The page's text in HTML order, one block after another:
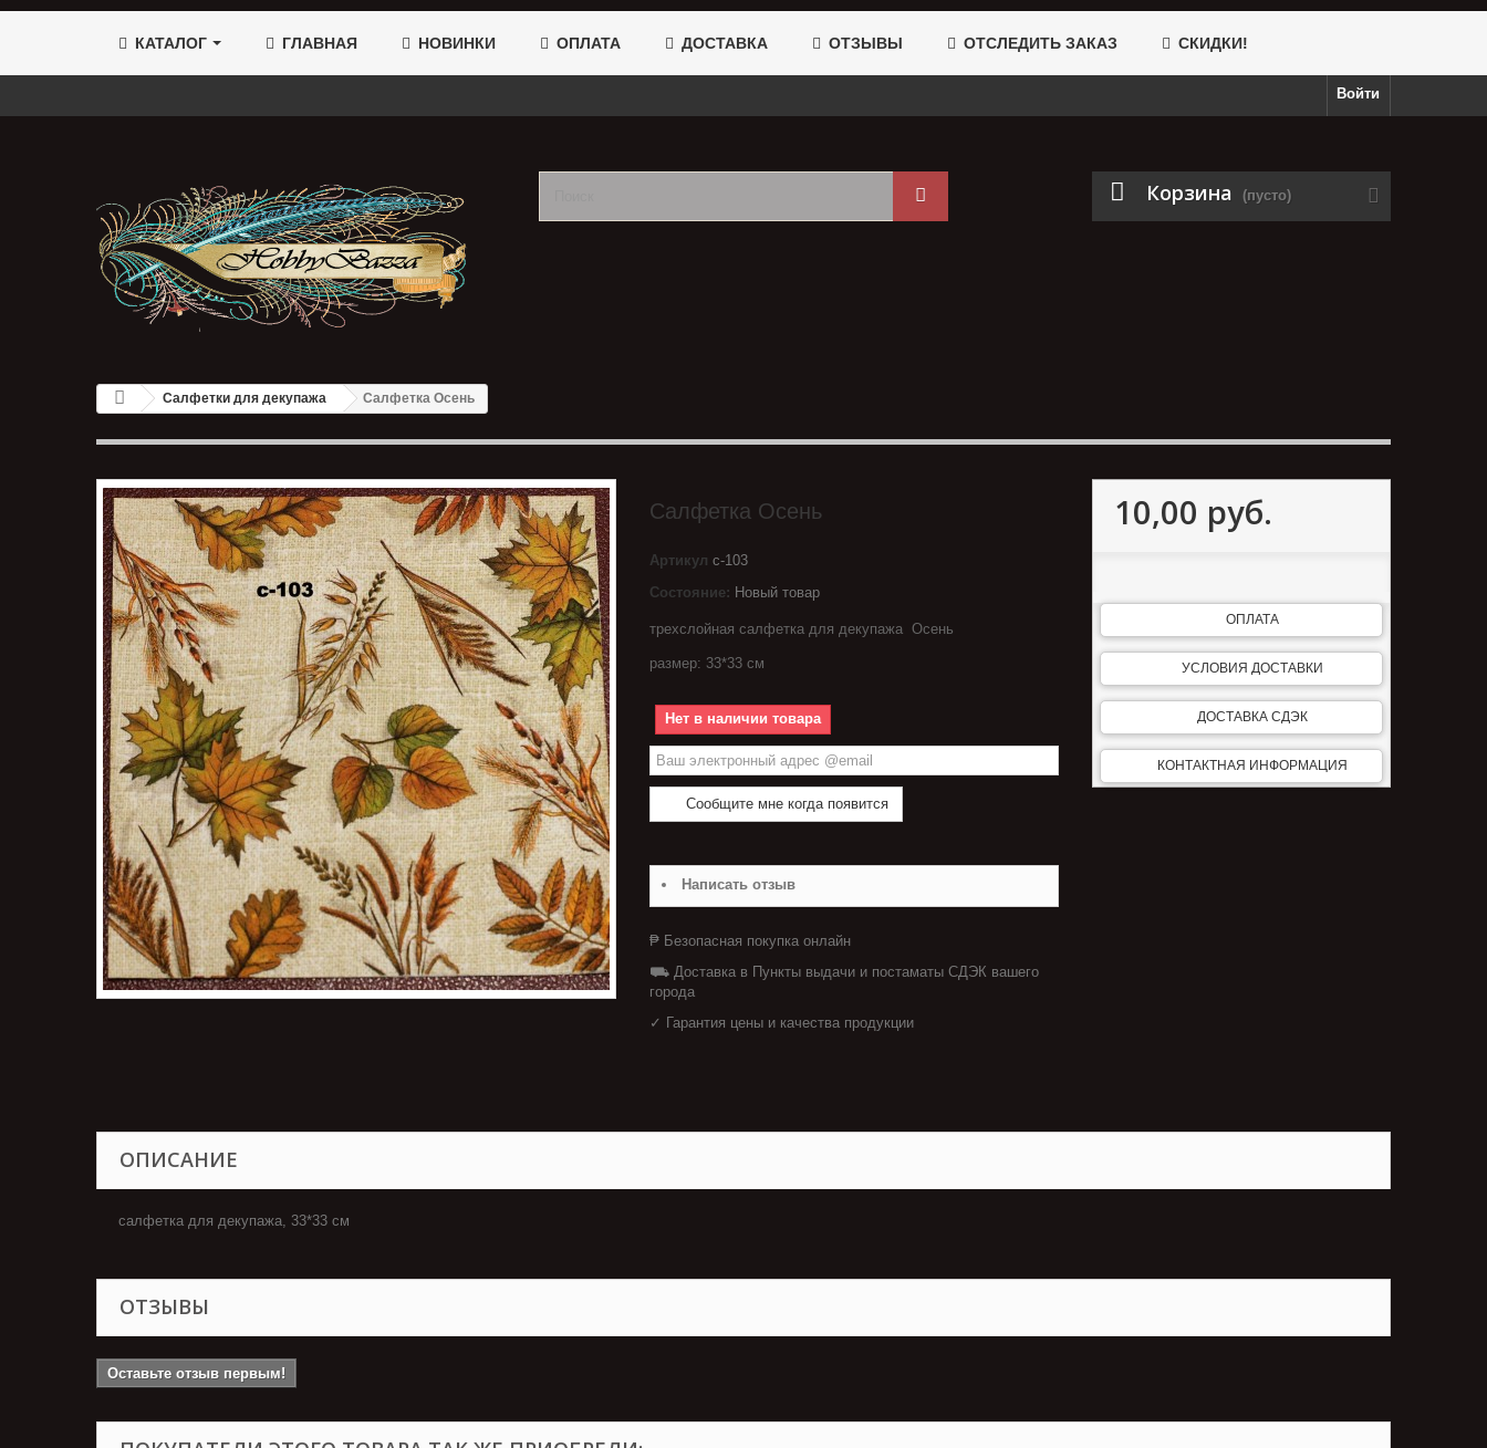
КАТАЛОГ ГЛАВНАЯ НОВИНКИ ОПЛАТА ДОСТАВКА ОТЗЫВЫ ОТСЛЕДИТЬ ЗАКАЗ СКИДКИ!
Войти
Корзина (пусто)
Салфетки для декупажа Салфетка Осень
Салфетка Осень
Артикул с-103
Состояние: Новый товар
трехслойная салфетка для декупажа Осень
размер: 33*33 см
Нет в наличии товара
Сообщите мне когда появится
Написать отзыв
₱ Безопасная покупка онлайн
⛟ Доставка в Пункты выдачи и постаматы СДЭК вашего
города
✓ Гарантия цены и качества продукции
10,00 руб.
ОПЛАТА
УСЛОВИЯ ДОСТАВКИ
ДОСТАВКА СДЭК
КОНТАКТНАЯ ИНФОРМАЦИЯ
ОПИСАНИЕ
салфетка для декупажа, 33*33 см
ОТЗЫВЫ
Оставьте отзыв первым!